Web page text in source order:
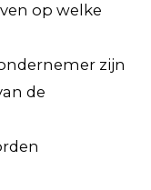
op welke
zijn
de